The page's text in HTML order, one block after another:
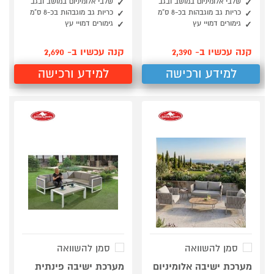
כריות גב מוגבהות בכ-8 ס”מ
גימורים דמויי עץ
קנה עכשיו ב- 2,390
למידע ורכישה
כריות גב מוגבהות בכ-8 ס”מ
גימורים דמויי עץ
קנה עכשיו ב- 2,690
למידע ורכישה
סמן להשוואה
מערכת ישיבה אלומיניום
סמן להשוואה
מערכת ישיבה פינתית